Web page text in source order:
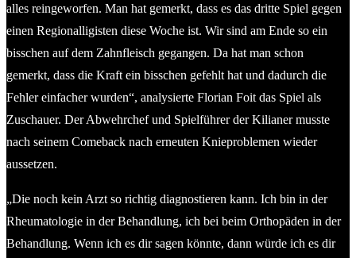
alles reingeworfen. Man hat gemerkt, dass es das dritte Spiel gegen
einen Regionalligisten diese Woche ist. Wir sind am Ende so ein
bisschen auf dem Zahnfleisch gegangen. Da hat man schon
gemerkt, dass die Kraft ein bisschen gefehlt hat und dadurch die
Fehler einfacher wurden“, analysierte Florian Foit das Spiel als
Zuschauer. Der Abwehrchef und Spielführer der Kilianer musste
nach seinem Comeback nach erneuten Knieproblemen wieder
aussetzen.
„Die noch kein Arzt so richtig diagnostieren kann. Ich bin in der
Rheumatologie in der Behandlung, ich bei beim Orthopäden in der
Behandlung. Wenn ich es dir sagen könnte, dann würde ich es dir